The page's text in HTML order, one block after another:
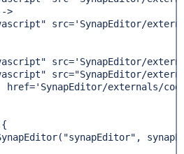
>
src='SynapEditor/
src='SynapEditor/
src="SynapEditor/
externals/